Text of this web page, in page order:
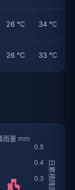
26 ℃ 34 ℃
26 ℃ 33 ℃